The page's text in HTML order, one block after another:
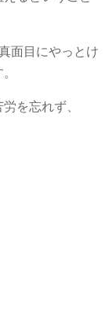
面目にやっとけ
を忘れず、